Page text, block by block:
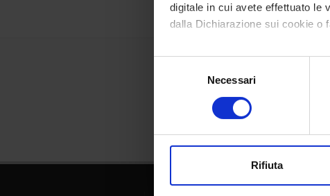
digitale in cui avete effettuato le
dalla Dichiarazione sui cookie o
Con il tuo consenso, vorremmo
raccogliere informazioni
digitali).
modificare o ritirare il tuo
Necessari
Rifiuta